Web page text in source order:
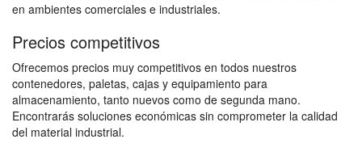
en ambientes comerciales e industriales.
Precios competitivos
Ofrecemos precios muy competitivos en todos nuestros
contenedores, paletas, cajas y equipamiento para
almacenamiento, tanto nuevos como de segunda mano.
Encontrarás soluciones económicas sin comprometer la calidad
del material industrial.